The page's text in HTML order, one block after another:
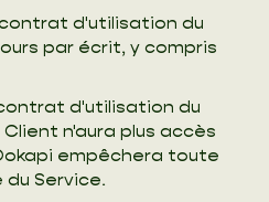
d'utilisation du
par écrit, y compris
d'utilisation du
n'aura plus accès
empêchera toute
Service.